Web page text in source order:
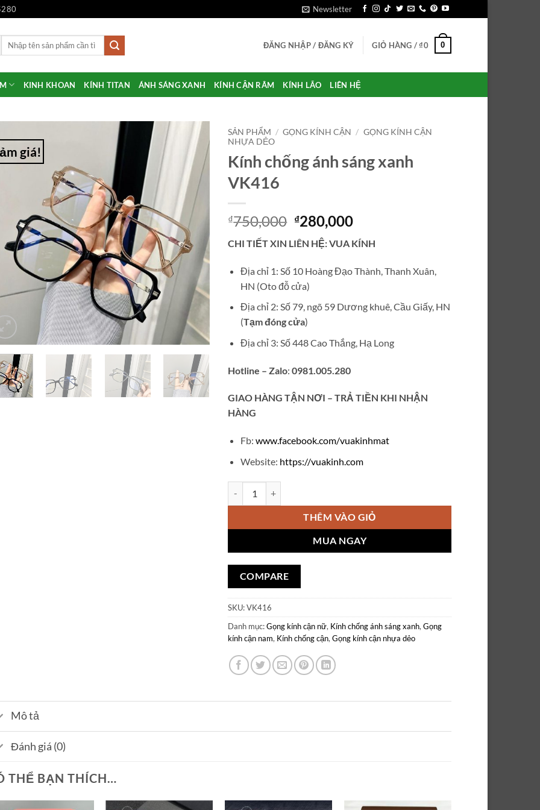
Newsletter
Tìm
ĐĂNG NHẬP / ĐĂNG KÝ GIỎ HÀNG /₫0 0
KINH KHOAN KÍNH TITAN ÁNH SÁNG XANH KÍNH CẬN RÂM KÍNH LÃO LIÊN HỆ
giá!
Add to
Wishlist
SẢN PHẨM / GỌNG KÍNH CẬN / GỌNG KÍNH CẬN
NHỰA DẺO
Kính chống ánh sáng xanh
VK416
₫750,000 Giá
gốc
là:
₫750,000.
₫280,000Giá
hiện
tại
₫280,000.
CHI TIẾT XIN LIÊN HỆ: VUA KÍNH
Địa chỉ 1: Số 10 Hoàng Đạo Thành, Thanh Xuân,
HN (Oto đỗ cửa)
Địa chỉ 2: Số 79, ngõ 59 Dương khuê, Cầu Giấy, HN
(Tạm đóng cửa)
Địa chỉ 3: Số 448 Cao Thắng, Hạ Long
Hotline – Zalo:0981.005.280
GIAO HÀNG TẬN NƠI – TRẢ TIỀN KHI NHẬN
HÀNG
Fb:www.facebook.com/vuakinhmat
Website: https://vuakinh.com
THÊM VÀO GIỎ
MUA NGAY
COMPARE
SKU:VK416
Danh mục:Gọng kính cận nữ, Kính chống ánh sáng xanh,Gọng
kính cận nam, Kính chống cận,Gọng kính cận nhựa dẻo
Mô tả
Đánh giá (0)
THỂ BẠN THÍCH…